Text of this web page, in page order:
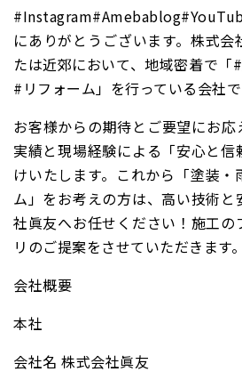
にありがとうございます。株式
たは近郊において、地域密着で「
#リフォーム」を行っている会社で
お客様からの期待とご要望にお
実績と現場経験による「安心と信
けいたします。これから「塗装
ム」をお考えの方は、高い技術
社眞友へお任せください！施工の
リのご提案をさせていただきます。
会社概要
本社
会社名 株式会社眞友